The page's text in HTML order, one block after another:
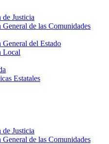
Justicia
de las Comunidades
del Estado
Local
Estatales
Justicia
de las Comunidades